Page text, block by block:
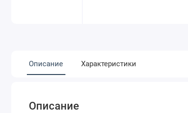
Описание Характеристики
Описание